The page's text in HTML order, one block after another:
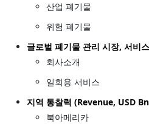
산업 폐기물
위험 폐기물
글로벌 폐기물 관리 시장, 서비스
회사소개
일회용 서비스
지역 통찰력 (Revenue, USD
북아메리카